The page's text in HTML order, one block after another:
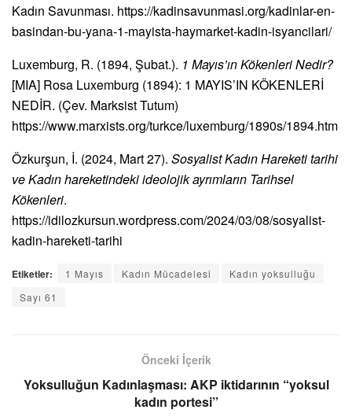
Kadın Savunması. https://kadinsavunmasi.org/kadinlar-en-
basindan-bu-yana-1-mayista-haymarket-kadin-isyancilari/
Luxemburg, R. (1894, Şubat.). 1 Mayıs’ın Kökenleri Nedir?
[MIA] Rosa Luxemburg (1894): 1 MAYIS’IN KÖKENLERİ
NEDİR. (Çev. Marksist Tutum)
https://www.marxists.org/turkce/luxemburg/1890s/1894.htm
Özkurşun, İ. (2024, Mart 27). Sosyalist Kadın Hareketi tarihi
ve Kadın hareketindeki ideolojik ayrımların Tarihsel
Kökenleri.
https://idilozkursun.wordpress.com/2024/03/08/sosyalist-
kadin-hareketi-tarihi
Etiketler: 1 Mayıs Kadın Mücadelesi
Kadın yoksulluğu
Sayı 61
Önceki İçerik
Yoksulluğun Kadınlaşması: AKP iktidarının “yoksul
kadın portesi”